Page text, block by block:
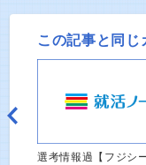
この記事と同じ
選考情報過【フジシ